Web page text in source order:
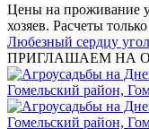
Цены на проживание
хозяев. Расчеты
Любезный сердцу
ПРИГЛАШАЕМ НА